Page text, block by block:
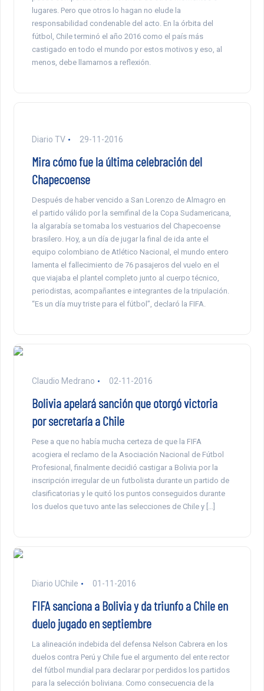
lugares. Pero que otros lo hagan no elude la
responsabilidad condenable del acto. En la órbita del
fútbol, Chile terminó el año 2016 como el país más
castigado en todo el mundo por estos motivos y eso, al
menos, debe llamarnos a reflexión.
Diario TV 29-11-2016
Mira cómo fue la última celebración del
Chapecoense
Después de haber vencido a San Lorenzo de Almagro en
el partido válido por la semifinal de la Copa Sudamericana,
la algarabía se tomaba los vestuarios del Chapecoense
brasilero. Hoy, a un día de jugar la final de ida ante el
equipo colombiano de Atlético Nacional, el mundo entero
lamenta el fallecimiento de 76 pasajeros del vuelo en el
que viajaba el plantel completo junto al cuerpo técnico,
periodistas, acompañantes e integrantes de la tripulación.
“Es un día muy triste para el fútbol”, declaró la FIFA.
Claudio Medrano 02-11-2016
Bolivia apelará sanción que otorgó victoria
por secretaría a Chile
Pese a que no había mucha certeza de que la FIFA
acogiera el reclamo de la Asociación Nacional de Fútbol
Profesional, finalmente decidió castigar a Bolivia por la
inscripción irregular de un futbolista durante un partido de
clasificatorias y le quitó los puntos conseguidos durante
los duelos que tuvo ante las selecciones de Chile y […]
Diario UChile 01-11-2016
FIFA sanciona a Bolivia y da triunfo a Chile en
duelo jugado en septiembre
La alineación indebida del defensa Nelson Cabrera en los
duelos contra Perú y Chile fue el argumento del ente rector
del fútbol mundial para declarar por perdidos los partidos
para la selección boliviana. Como consecuencia de la